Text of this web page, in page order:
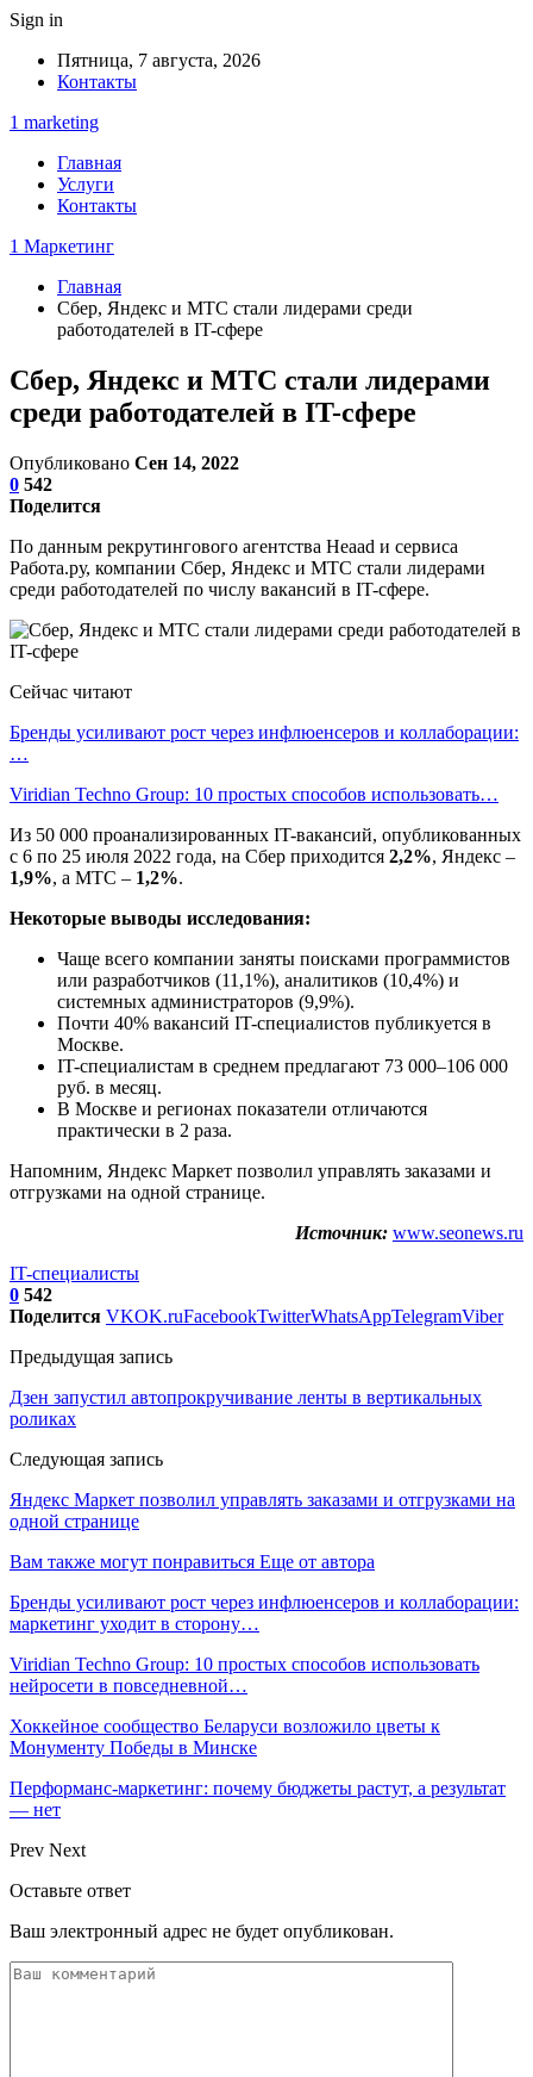
Sign in
Пятница, 7 августа, 2026
Контакты
1 marketing
Главная
Услуги
Контакты
1 Маркетинг
Главная
Сбер, Яндекс и МТС стали лидерами среди
работодателей в IT-сфере
Сбер, Яндекс и МТС стали лидерами
среди работодателей в IT-сфере
Опубликовано Сен 14, 2022
0 542
Поделится
По данным рекрутингового агентства Heaad и сервиса
Работа.ру, компании Сбер, Яндекс и МТС стали лидерами
среди работодателей по числу вакансий в IT-сфере.
Сейчас читают
Бренды усиливают рост через инфлюенсеров и коллаборации:
…
Viridian Techno Group: 10 простых способов использовать…
Из 50 000 проанализированных IT-вакансий, опубликованных
с 6 по 25 июля 2022 года, на Сбер приходится 2,2%, Яндекс –
1,9%, а МТС – 1,2%.
Некоторые выводы исследования:
Чаще всего компании заняты поисками программистов
или разработчиков (11,1%), аналитиков (10,4%) и
системных администраторов (9,9%).
Почти 40% вакансий IT-специалистов публикуется в
Москве.
IT-специалистам в среднем предлагают 73 000–106 000
руб. в месяц.
В Москве и регионах показатели отличаются
практически в 2 раза.
Напомним, Яндекс Маркет позволил управлять заказами и
отгрузками на одной странице.
Источник: www.seonews.ru
IT-специалисты
0 542
Поделится VKOK.ruFacebookTwitterWhatsAppTelegramViber
Предыдущая запись
Дзен запустил автопрокручивание ленты в вертикальных
роликах
Следующая запись
Яндекс Маркет позволил управлять заказами и отгрузками на
одной странице
Вам также могут понравиться Еще от автора
Бренды усиливают рост через инфлюенсеров и коллаборации:
маркетинг уходит в сторону…
Viridian Techno Group: 10 простых способов использовать
нейросети в повседневной…
Хоккейное сообщество Беларуси возложило цветы к
Монументу Победы в Минске
Перформанс-маркетинг: почему бюджеты растут, а результат
— нет
Prev Next
Оставьте ответ
Ваш электронный адрес не будет опубликован.